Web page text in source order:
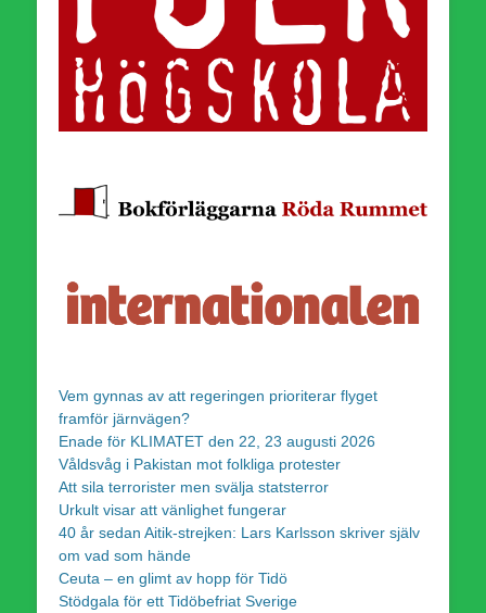
Vem gynnas av att regeringen prioriterar flyget
framför järnvägen?
Enade för KLIMATET den 22, 23 augusti 2026
Våldsvåg i Pakistan mot folkliga protester
Att sila terrorister men svälja statsterror
Urkult visar att vänlighet fungerar
40 år sedan Aitik-strejken: Lars Karlsson skriver själv
om vad som hände
Ceuta – en glimt av hopp för Tidö
Stödgala för ett Tidöbefriat Sverige